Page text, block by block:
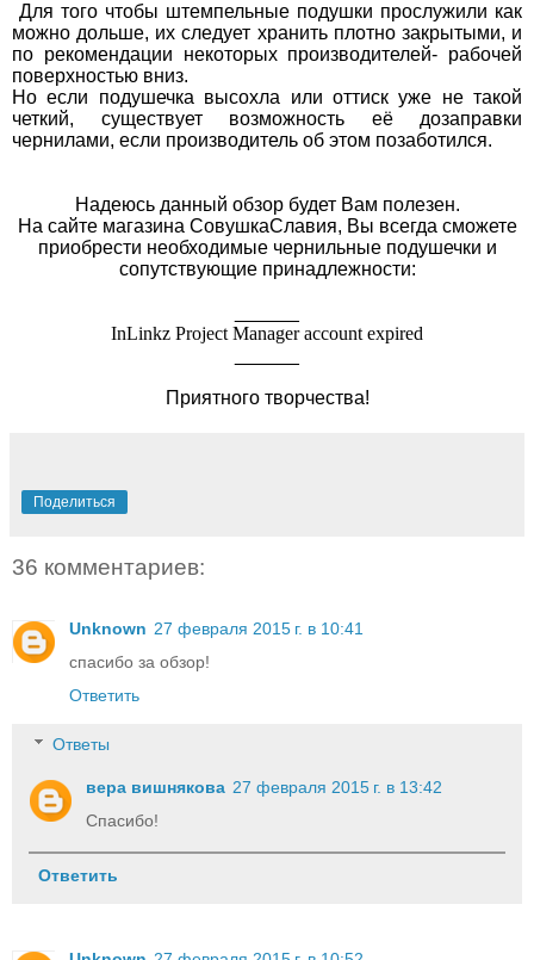
Для того чтобы штемпельные подушки прослужили как
можно дольше, их следует хранить плотно закрытыми, и
по рекомендации некоторых производителей- рабочей
поверхностью вниз.
Но если подушечка высохла или оттиск уже не такой
четкий, существует возможность её дозаправки
чернилами, если производитель об этом позаботился.
Надеюсь данный обзор будет Вам полезен.
На сайте магазина СовушкаСлавия, Вы всегда сможете
приобрести необходимые чернильные подушечки и
сопутствующие принадлежности:
InLinkz Project Manager account expired
Приятного творчества!
Поделиться
36 комментариев:
Unknown 27 февраля 2015 г. в 10:41
спасибо за обзор!
Ответить
Ответы
вера вишнякова 27 февраля 2015 г. в 13:42
Спасибо!
Ответить